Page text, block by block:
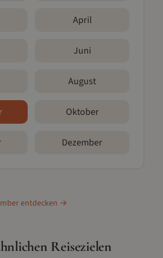
April
Juni
August
Oktober
Dezember
entdecken →
Reisezielen